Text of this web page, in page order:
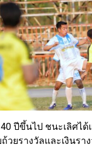
ปีขึ้นไป ชนะเลิศไ
วยรางวัลและเงินรา